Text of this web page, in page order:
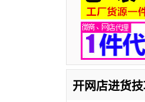
开网店进货